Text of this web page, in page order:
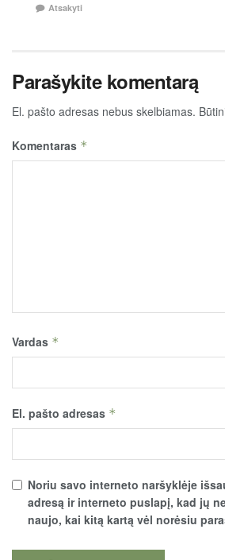
Atsakyti
Parašykite komentarą
El. pašto adresas nebus skelbiamas.
Komentaras *
Vardas *
El. pašto adresas *
Noriu savo interneto naršyklėje
adresą ir interneto puslapį, kad jų
naujo, kai kitą kartą vėl norėsiu